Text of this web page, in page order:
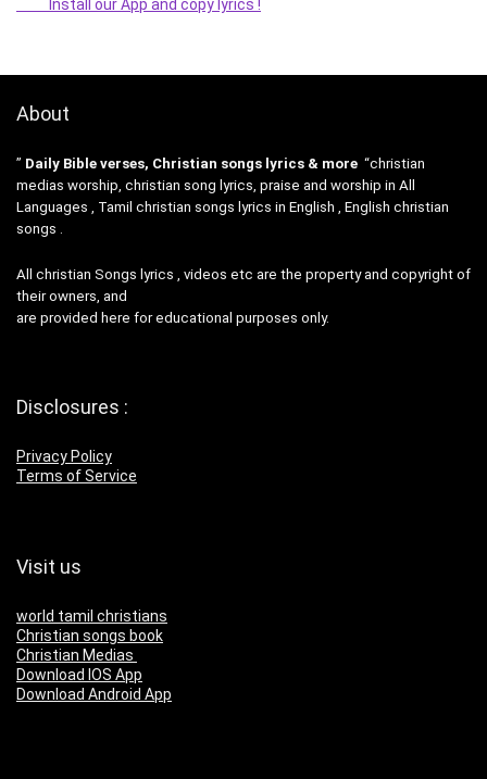
Install our App and copy lyrics !
About
” Daily Bible verses, Christian songs lyrics & more “christian
medias worship, christian song lyrics, praise and worship in All
Languages , Tamil christian songs lyrics in English , English christian
songs .
All christian Songs lyrics , videos etc are the property and copyright of
their owners, and
are provided here for educational purposes only.
Disclosures :
Privacy Policy
Terms of Service
Visit us
world tamil christians
Christian songs book
Christian Medias
Download IOS App
Download Android App